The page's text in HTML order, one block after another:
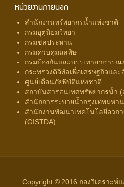
หน่วยงานภายนอก
สำนักงานทรัพยากรน้ำแห่งชาติ
กรมอุตุนิยมวิทยา
กรมชลประทาน
กรมควบคุมมลพิษ
กรมป้องกันและบรรเทาสาธารณ
กระทรวงดิจิทัลเพื่อเศรษฐกิจและ
ศูนย์เตือนภัยพิบัติแห่งชาติ
สถาบันสารสนเทศทรัพยากรน้ำ
สำนักการระบายน้ำกรุงเทพมหา
สำนักงานพัฒนาเทคโนโลยีอวก
(GISTDA)
Copyright © 2016 กองวิเคราะ